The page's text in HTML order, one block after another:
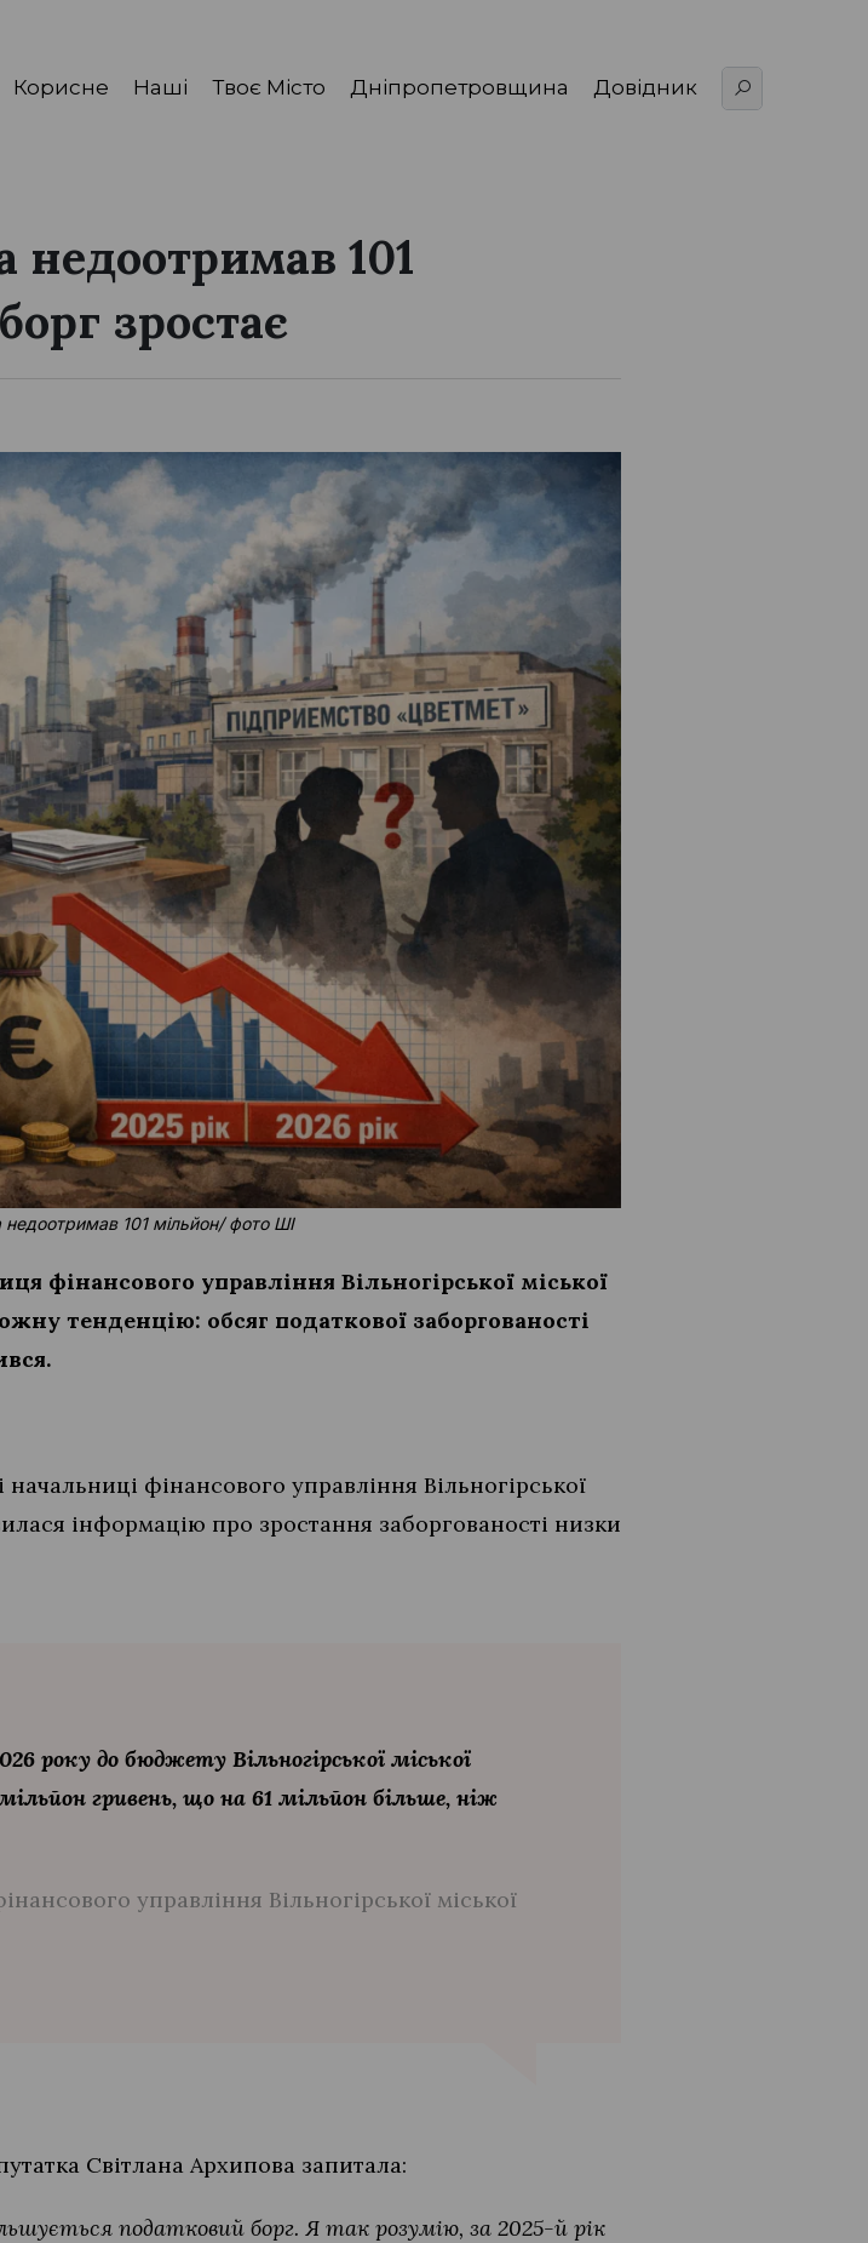
Корисне Наші Твоє Місто Дніпропетровщина Довідник
недоотримав 101
зростає
недоотримав 101 мільйон/ фото ШІ
фінансового управління Вільногірської міської
тенденцію: обсяг податкової заборгованості
начальниці фінансового управління Вільногірської
інформацію про зростання заборгованості низки
року до бюджету Вільногірської міської
гривень, що на 61 мільйон більше, ніж
управління Вільногірської міської
Світлана Архипова запитала:
податковий борг. Я так розумію, за 2025-й рік